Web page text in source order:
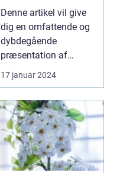
praktisk måde at
nyde en lækker
brunchoplevelse
på, uanset hvor
man befinder sig
Denne artikel vil give
dig en omfattende og
dybdegående
præsentation af
brunch take away og
de vigti...
17 januar 2024